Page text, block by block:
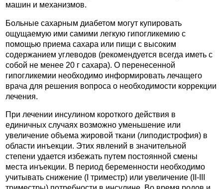
машин и механизмов.
Больные сахарным диабетом могут купировать
ощущаемую ими самими легкую гипогликемию с
помощью приема сахара или пищи с высоким
содержанием углеводов (рекомендуется всегда иметь с
собой не менее 20 г сахара). О перенесенной
гипогликемии необходимо информировать лечащего
врача для решения вопроса о необходимости коррекции
лечения.
При лечении инсулином короткого действия в
единичных случаях возможно уменьшение или
увеличение объема жировой ткани (липодистрофия) в
области инъекции. Этих явлений в значительной
степени удается избежать путем постоянной смены
места инъекции. В период беременности необходимо
учитывать снижение (I триместр) или увеличение (II-III